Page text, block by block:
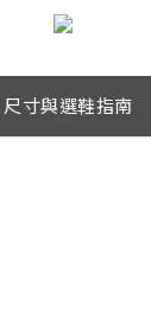
尺寸與選鞋指南